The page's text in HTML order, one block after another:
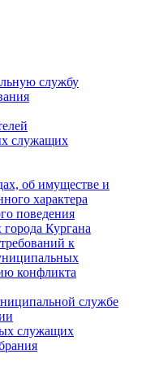
службу
служащих
об имуществе и
характера
поведения
Кургана
к
конфликта
службе
служащих